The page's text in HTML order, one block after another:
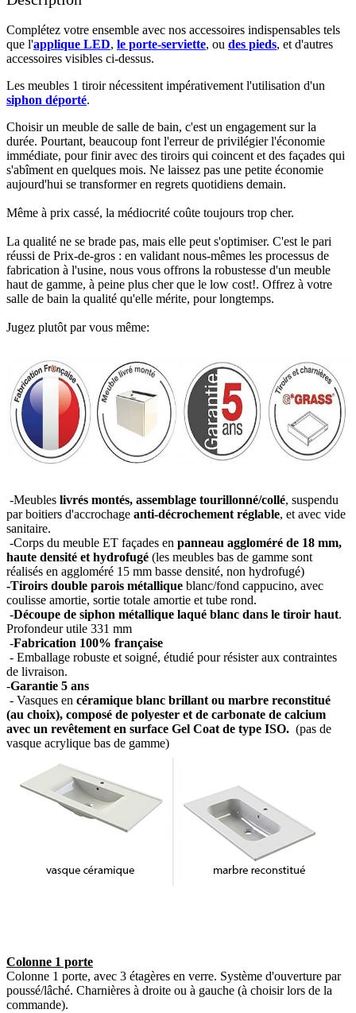
Complétez votre ensemble avec nos accessoires indispensables tels
que l'applique LED, le porte-serviette, ou des pieds, et d'autres
accessoires visibles ci-dessus.​
Les meubles 1 tiroir nécessitent impérativement l'utilisation d'un
siphon déporté.​
Choisir un meuble de salle de bain, c'est un engagement sur la
durée. Pourtant, beaucoup font l'erreur de privilégier l'économie
immédiate, pour finir avec des tiroirs qui coincent et des façades qui
s'abîment en quelques mois. Ne laissez pas une petite économie
aujourd'hui se transformer en regrets quotidiens demain.
Même à prix cassé, la médiocrité coûte toujours trop cher.
La qualité ne se brade pas, mais elle peut s'optimiser. C'est le pari
réussi de Prix-de-gros : en validant nous-mêmes les processus de
fabrication à l'usine, nous vous offrons la robustesse d'un meuble
haut de gamme, à peine plus cher que le low cost!. Offrez à votre
salle de bain la qualité qu'elle mérite, pour longtemps.
Jugez plutôt par vous même:
-Meubles livrés montés, assemblage tourillonné/collé, suspendu
par boitiers d'accrochage anti-décrochement réglable, et avec vide
sanitaire.
-Corps du meuble ET façades en panneau aggloméré de 18 mm,
haute densité et hydrofugé (les meubles bas de gamme sont
réalisés en aggloméré 15 mm basse densité, non hydrofugé)
-Tiroirs double parois métallique blanc/fond cappucino, avec
coulisse amortie, sortie totale amortie et tube rond.
-Découpe de siphon métallique laqué blanc dans le tiroir haut.
Profondeur utile 331 mm
-Fabrication 100% française
- Emballage robuste et soigné, étudié pour résister aux contraintes
de livraison.
-Garantie 5 ans
- Vasques en céramique blanc brillant ou marbre reconstitué
(au choix), composé de polyester et de carbonate de calcium
avec un revêtement en surface Gel Coat de type ISO. (pas de
vasque acrylique bas de gamme)
Colonne 1 porte
Colonne 1 porte, avec 3 étagères en verre. Système d'ouverture par
poussé/lâché. Charnières à droite ou à gauche (à choisir lors de la
commande).